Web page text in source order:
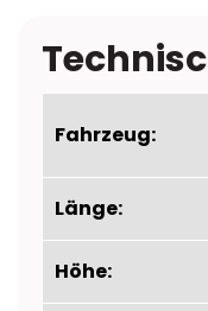
Fahrzeug:
Länge:
Höhe: